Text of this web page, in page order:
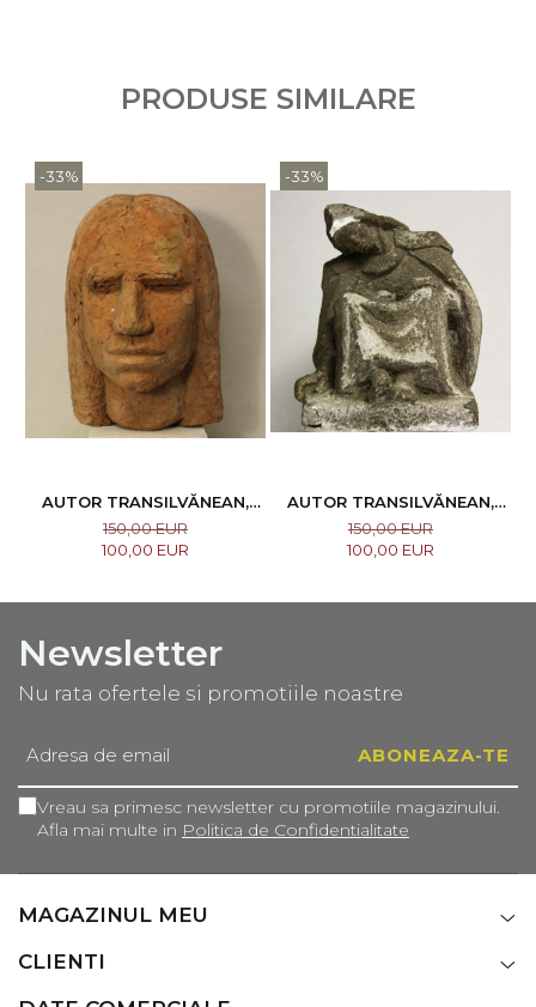
PRODUSE SIMILARE
-33%
AUTOR TRANSILVĂNEAN,
HOREA / NICOLA URSU
150,00 EUR
100,00 EUR
-33%
AUTOR TRANSILVĂNEAN,
POPAS
150,00 EUR
100,00 EUR
Newsletter
Nu rata ofertele si promotiile noastre
Vreau sa primesc newsletter cu promotiile magazinului.
Afla mai multe in Politica de Confidentialitate
MAGAZINUL MEU
CLIENTI